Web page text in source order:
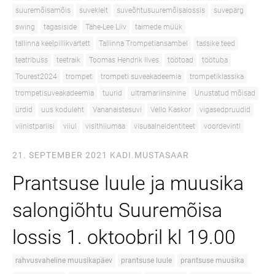
suuremõisamõis
suvekleit suveõhtusuuremõisalossis
suvepärg
swing
tagasiside Tähe-Lee Liiv
taimede müük
tallinna keelpillikvartett
Tallinna Trompetiansambel
tassike teed
teatribuss
teetraik Toomas Hendrik Ilves töötoad
töötuba
Tourest2024
trompet trompeti suveakadeemia
trompetiklassika
trompetisuveakadeemia
tuurid ultramariinsinine
Unustatud mõisad
ürdid
uus koduleht Vananaistesuvi Vello Kaskor
vigasedpruudid
viinistpariisi
viiul visithiiumaa visuaalneidentiteet voordevinti
21. SEPTEMBER 2021 KADI.MUSTASAAR
Prantsuse luule ja muusika
salongiõhtu Suuremõisa
lossis 1. oktoobril kl 19.00
rahvusvaheline muusikapäev prantsuse luule prantsuse muusika